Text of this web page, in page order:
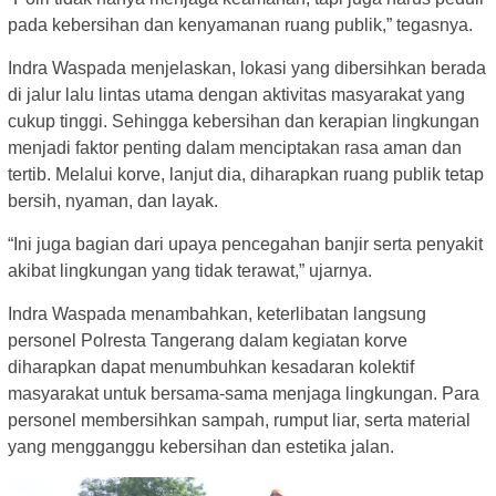
pada kebersihan dan kenyamanan ruang publik,” tegasnya.
Indra Waspada menjelaskan, lokasi yang dibersihkan berada
di jalur lalu lintas utama dengan aktivitas masyarakat yang
cukup tinggi. Sehingga kebersihan dan kerapian lingkungan
menjadi faktor penting dalam menciptakan rasa aman dan
tertib. Melalui korve, lanjut dia, diharapkan ruang publik tetap
bersih, nyaman, dan layak.
“Ini juga bagian dari upaya pencegahan banjir serta penyakit
akibat lingkungan yang tidak terawat,” ujarnya.
Indra Waspada menambahkan, keterlibatan langsung
personel Polresta Tangerang dalam kegiatan korve
diharapkan dapat menumbuhkan kesadaran kolektif
masyarakat untuk bersama-sama menjaga lingkungan. Para
personel membersihkan sampah, rumput liar, serta material
yang mengganggu kebersihan dan estetika jalan.